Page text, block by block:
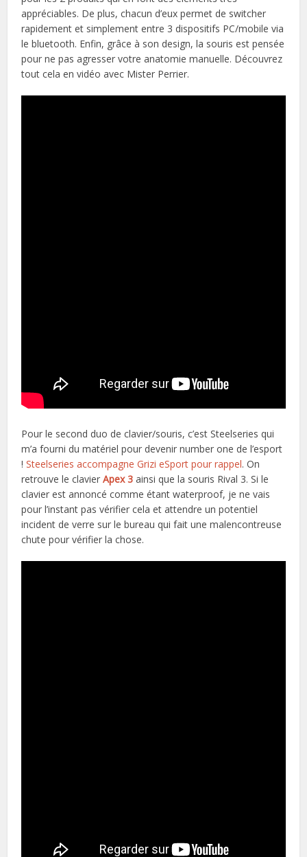
appréciables. De plus, chacun d’eux permet de switcher
rapidement et simplement entre 3 dispositifs PC/mobile via
le bluetooth. Enfin, grâce à son design, la souris est pensée
pour ne pas agresser votre anatomie manuelle. Découvrez
tout cela en vidéo avec Mister Perrier.
Pour le second duo de clavier/souris, c’est Steelseries qui
m’a fourni du matériel pour devenir number one de l’esport
!Steelseries accompagne Grizi eSport pour rappel. On
retrouve le clavierApex 3 ainsi que la souris Rival 3. Si le
clavier est annoncé comme étant waterproof, je ne vais
pour l’instant pas vérifier cela et attendre un potentiel
incident de verre sur le bureau qui fait une malencontreuse
chute pour vérifier la chose.